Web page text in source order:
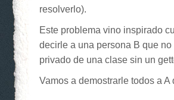
resolverlo).
Este problema vino inspirado
decirle a una persona B que
privado de una clase sin un
Vamos a demostrarle todos a A